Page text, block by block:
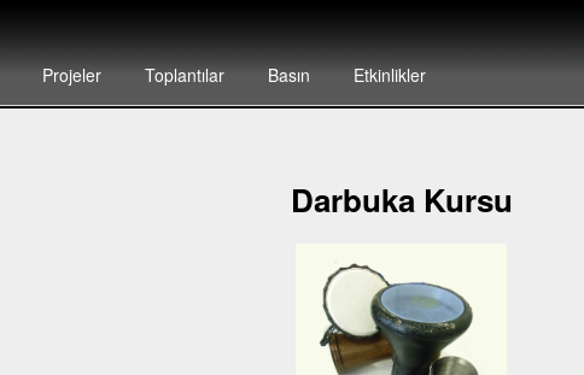
Projeler Toplantılar Basın Etkinlikler
Darbuka Kursu